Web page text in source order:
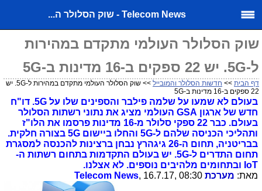
Telecom News - שוק הסלולר ה...
שוק הסלולר העולמי מתקדם במהירות
ל-5G. יש 22 ספקים ב-16 מדינות ב-5G
דף הבית >> חדשות הסלולר והמובייל
>> שוק הסלולר העולמי מתקדם במהירות ל-5G. יש
22 ספקים ב-16 מדינות ב-5G
בעולם לא שמעו על שלמה פילבר והספינים שלו על 5G. דו"ח
חדש של ארגון GSA העולמי מציג את נתוני רשתות הסלולר
בעולם. כבר 22 ספקי סלולר מ-16 מדינות פרסמו את הלו"ז
ותהליכי הכניסה שלהם ל-5G והחלו ביישום 5G בצורה חלקית.
בבריטניה, תחום ה-26 גיגהרץ נבחן ברצינות להכנסה למסגרת
תחום התדרים ל-5G. יש בעולם התקדמות בתחום רשתות ה-
IoT ובתחומים מלהיבים נוספים. לא אצלנו.
מאת: מערכת Telecom News, 16.7.17, 08:30